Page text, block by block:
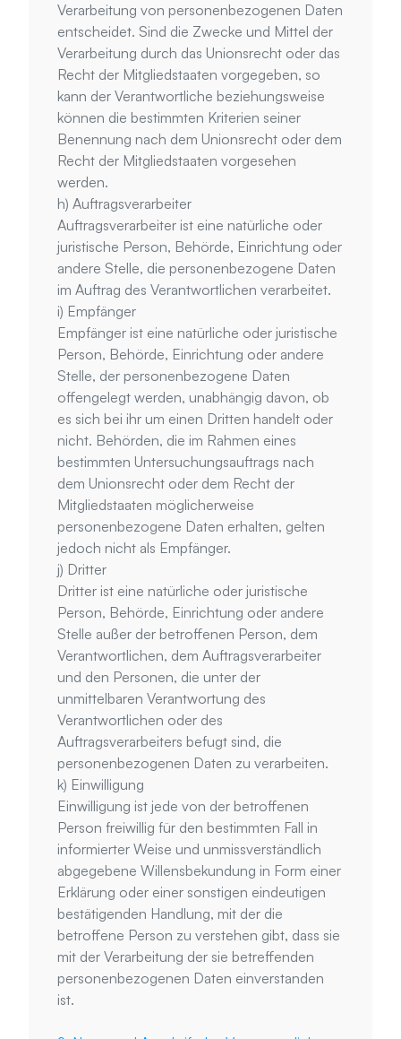
Verarbeitung von personenbezogenen Daten
entscheidet. Sind die Zwecke und Mittel der
Verarbeitung durch das Unionsrecht oder das
Recht der Mitgliedstaaten vorgegeben, so
kann der Verantwortliche beziehungsweise
können die bestimmten Kriterien seiner
Benennung nach dem Unionsrecht oder dem
Recht der Mitgliedstaaten vorgesehen
werden.
h) Auftragsverarbeiter
Auftragsverarbeiter ist eine natürliche oder
juristische Person, Behörde, Einrichtung oder
andere Stelle, die personenbezogene Daten
im Auftrag des Verantwortlichen verarbeitet.
i) Empfänger
Empfänger ist eine natürliche oder juristische
Person, Behörde, Einrichtung oder andere
Stelle, der personenbezogene Daten
offengelegt werden, unabhängig davon, ob
es sich bei ihr um einen Dritten handelt oder
nicht. Behörden, die im Rahmen eines
bestimmten Untersuchungsauftrags nach
dem Unionsrecht oder dem Recht der
Mitgliedstaaten möglicherweise
personenbezogene Daten erhalten, gelten
jedoch nicht als Empfänger.
j) Dritter
Dritter ist eine natürliche oder juristische
Person, Behörde, Einrichtung oder andere
Stelle außer der betroffenen Person, dem
Verantwortlichen, dem Auftragsverarbeiter
und den Personen, die unter der
unmittelbaren Verantwortung des
Verantwortlichen oder des
Auftragsverarbeiters befugt sind, die
personenbezogenen Daten zu verarbeiten.
k) Einwilligung
Einwilligung ist jede von der betroffenen
Person freiwillig für den bestimmten Fall in
informierter Weise und unmissverständlich
abgegebene Willensbekundung in Form einer
Erklärung oder einer sonstigen eindeutigen
bestätigenden Handlung, mit der die
betroffene Person zu verstehen gibt, dass sie
mit der Verarbeitung der sie betreffenden
personenbezogenen Daten einverstanden
ist.